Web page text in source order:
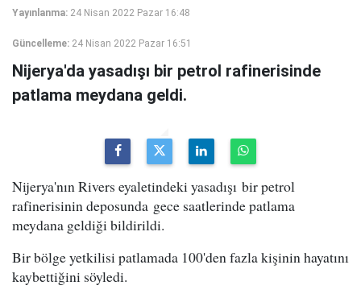
Yayınlanma: 24 Nisan 2022 Pazar 16:48
Güncelleme: 24 Nisan 2022 Pazar 16:51
Nijerya'da yasadışı bir petrol rafinerisinde
patlama meydana geldi.
Nijerya'nın Rivers eyaletindeki yasadışı bir petrol
rafinerisinin deposunda gece saatlerinde patlama
meydana geldiği bildirildi.
Bir bölge yetkilisi patlamada 100'den fazla kişinin hayatını
kaybettiğini söyledi.